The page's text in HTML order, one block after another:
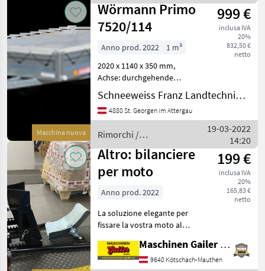
Macchina nuova
Wörmann Primo
7520/114
999 €
inclusa IVA
20%
832,50 €
netto
Anno prod. 2022
1 m³
2020 x 1140 x 350 mm,
Achse: durchgehende
wartungsfreie
Gewerbeachse mit
verstärkten Langauflagen,
Einzelradfederung
progressiv wirkend und sto
Schneeweiss Franz Landtechnik - Metallbau
4880 St. Georgen im Attergau
Rimorchi /
Wörmann
19-03-2022
14:20
Altro: bilanciere
per moto
199 €
inclusa IVA
20%
165,83 €
netto
Anno prod. 2022
La soluzione elegante per
fissare la vostra moto al
piacere la vostra richiesta!
Rimorchi Rimorchi per auto
Maschinen Gailer GmbH
9640 Kötschach-Mauthen